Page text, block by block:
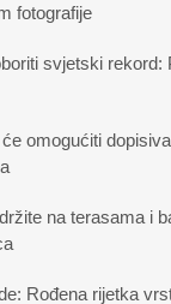
fotografije
svjetski rekord:
omogućiti
na terasama i
Rođena rijetka